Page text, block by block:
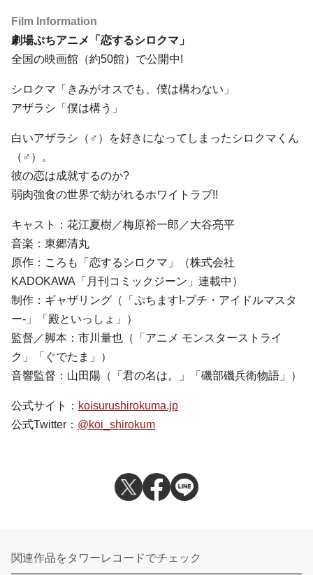
Film Information
劇場ぷちアニメ「恋するシロクマ」
全国の映画館（約50館）で公開中!
シロクマ「きみがオスでも、僕は構わない」
アザラシ「僕は構う」
白いアザラシ（♂）を好きになってしまったシロクマくん
（♂）。
彼の恋は成就するのか?
弱肉強食の世界で紡がれるホワイトラブ!!
キャスト：花江夏樹／梅原裕一郎／大谷亮平
音楽：東郷清丸
原作：ころも「恋するシロクマ」（株式会社
KADOKAWA「月刊コミックジーン」連載中）
制作：ギャザリング（「ぷちます!-プチ・アイドルマスタ
ー-」「殿といっしょ」）
監督／脚本：市川量也（「アニメ モンスターストライ
ク」「ぐでたま」）
音響監督：山田陽（「君の名は。」「磯部磯兵衛物語」）
公式サイト： koisurushirokuma.jp
公式Twitter： @koi_shirokum
関連作品をタワーレコードでチェック